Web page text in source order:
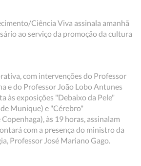
Ciência Viva assinala amanhã
ao serviço da promoção da cultura
com intervenções do Professor
e do Professor João Lobo Antunes
às exposições "Debaixo da Pele"
Munique) e "Cérebro"
às 19 horas, assinalam
com a presença do ministro da
Professor José Mariano Gago.